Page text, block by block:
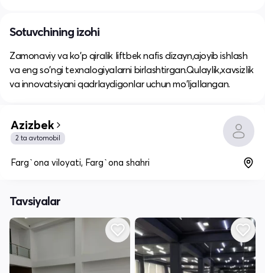
Sotuvchining izohi
Zamonaviy va ko'p qiralik liftbek nafis dizayn,ajoyib ishlash
va eng so'ngi texnalogiyalarni birlashtirgan.Qulaylik,xavsizlik
va innovatsiyani qadrlaydigonlar uchun mo'ljallangan.
Azizbek
2 ta avtomobil
Farg`ona viloyati, Farg`ona shahri
Tavsiyalar